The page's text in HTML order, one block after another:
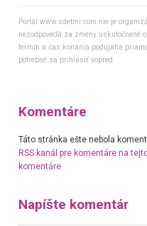
Portál www.sdetmi.com nie je
nezodpovedá za zmeny uskutočnené
termín a čas konania podujatia
potrebné sa prihlásiť vopred.
Komentáre
Táto stránka ešte nebola
RSS kanál pre komentáre na
komentáre
Napíšte komentár